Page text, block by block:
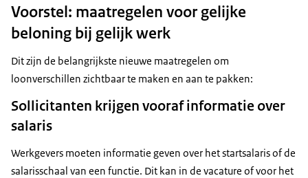
Voorstel: maatregelen voor gelijke
beloning bij gelijk werk
Dit zijn de belangrijkste nieuwe maatregelen om
loonverschillen zichtbaar te maken en aan te pakken:
Sollicitanten krijgen vooraf informatie over
salaris
Werkgevers moeten informatie geven over het startsalaris of de
salarisschaal van een functie. Dit kan in de vacature of voor het